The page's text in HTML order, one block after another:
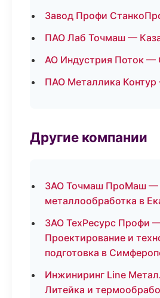
Завод Профи
ПАО Лаб Точмаш —
АО Индустрия Поток —
ПАО Металлика
Другие компании
ЗАО Точмаш ПроМаш —
металлообработка в
ЗАО ТехРесурс Профи
Проектирование и
подготовка в
Инжиниринг Line
Литейка и